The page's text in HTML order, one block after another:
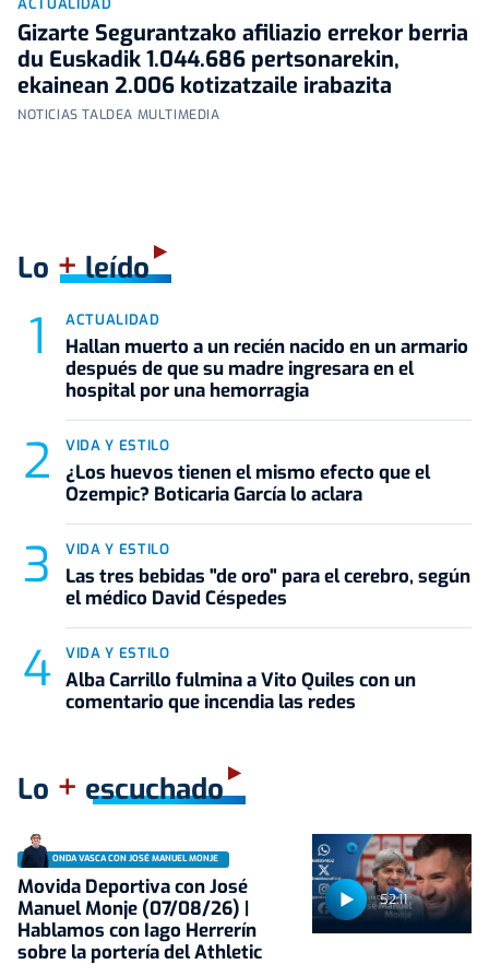
Gizarte Segurantzako afiliazio errekor berria
du Euskadik 1.044.686 pertsonarekin,
ekainean 2.006 kotizatzaile irabazita
NOTICIAS TALDEA MULTIMEDIA
Lo +leído
ACTUALIDAD
Hallan muerto a un recién nacido en un armario
después de que su madre ingresara en el
hospital por una hemorragia
VIDA Y ESTILO
¿Los huevos tienen el mismo efecto que el
Ozempic? Boticaria García lo aclara
VIDA Y ESTILO
Las tres bebidas "de oro" para el cerebro, según
el médico David Céspedes
VIDA Y ESTILO
Alba Carrillo fulmina a Vito Quiles con un
comentario que incendia las redes
Lo + escuchado
52:11
ONDA VASCA CON JOSÉ MANUEL MONJE
Movida Deportiva con José
Manuel Monje (07/08/26) |
Hablamos con Iago Herrerín
sobre la portería del Athletic